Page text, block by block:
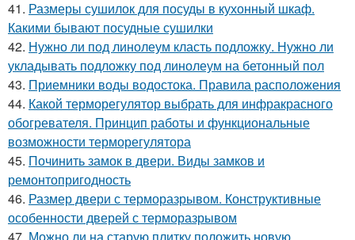
41. Размеры сушилок для посуды в кухонный шкаф.
Какими бывают посудные сушилки
42. Нужно ли под линолеум класть подложку. Нужно ли
укладывать подложку под линолеум на бетонный пол
43. Приемники воды водостока. Правила расположения
44. Какой терморегулятор выбрать для инфракрасного
обогревателя. Принцип работы и функциональные
возможности терморегулятора
45. Починить замок в двери. Виды замков и
ремонтопригодность
46. Размер двери с терморазрывом. Конструктивные
особенности дверей с терморазрывом